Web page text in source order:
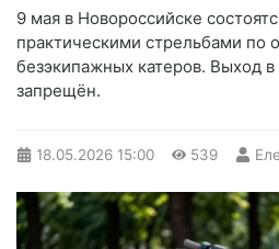
9 мая в Новороссийске
практическими стрельбами по
безэкипажных катеров. Выход
запрещён.
18.05.2026 15:00 539